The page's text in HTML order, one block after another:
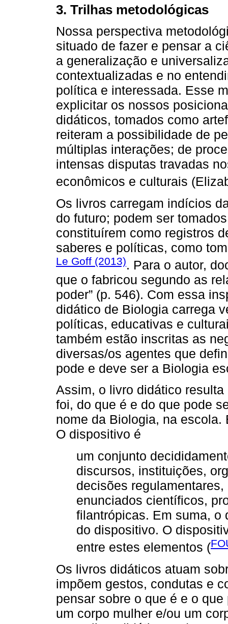
3. Trilhas metodológicas
Nossa perspectiva
situado de fazer e pensar a
a generalização e
contextualizadas e no
política e interessada. Esse
explicitar os nossos
didáticos, tomados como
reiteram a possibilidade de
múltiplas interações; de
intensas disputas travadas
econômicos e culturais
Os livros carregam indícios
do futuro; podem ser
constituírem como registros
saberes e políticas, como
Le Goff (2013). Para o autor,
que o fabricou segundo as
poder” (p. 546). Com essa
didático de Biologia carrega
políticas, educativas e
também estão inscritas as
diversas/os agentes que
pode e deve ser a Biologia
Assim, o livro didático
foi, do que é e do que pode
nome da Biologia, na
O dispositivo é
um conjunto
discursos, instituições,
decisões
enunciados científicos,
filantrópicas. Em suma, o
do dispositivo. O
entre estes elementos (
Os livros didáticos atuam
impõem gestos, condutas e
pensar sobre o que é e o
um corpo mulher e/ou um